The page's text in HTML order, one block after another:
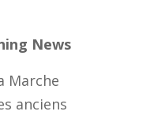
News
Marche
anciens